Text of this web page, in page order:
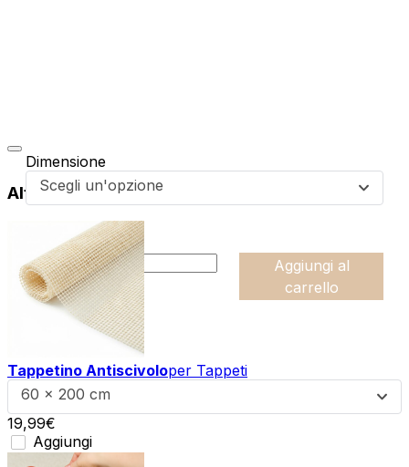
Dimensione
Scegli un'opzione
39,99€
:product_name quantity
-
+
Aggiungi al
carrello
Altri prodotti di questa collezione
Tappetino Antiscivoloper Tappeti
60 x 200 cm
19,99€
Aggiungi